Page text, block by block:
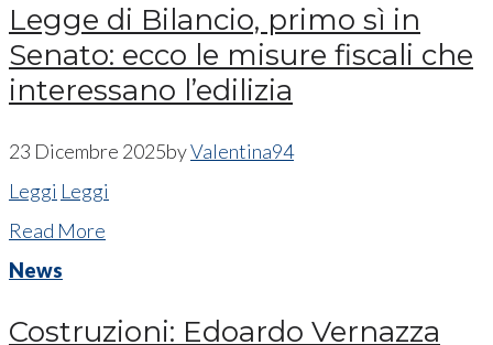
Legge di Bilancio, primo sì in
Senato: ecco le misure fiscali che
interessano l’edilizia
23 Dicembre 2025byValentina94
Leggi Leggi
Read More
News
Costruzioni: Edoardo Vernazza